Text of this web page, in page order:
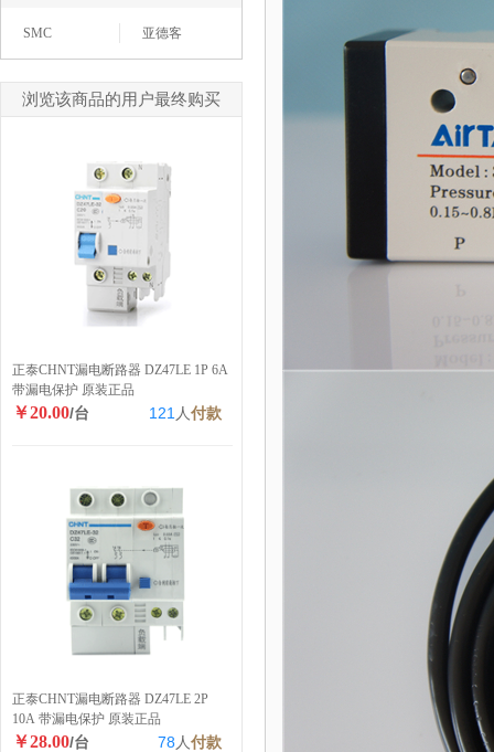
SMC 亚德客
浏览该商品的用户最终购买
正泰CHNT漏电断路器 DZ47LE 1P 6A
带漏电保护 原装正品
￥20.00/台 121 人付款
正泰CHNT漏电断路器 DZ47LE 2P
10A 带漏电保护 原装正品
￥28.00/台 78 人付款